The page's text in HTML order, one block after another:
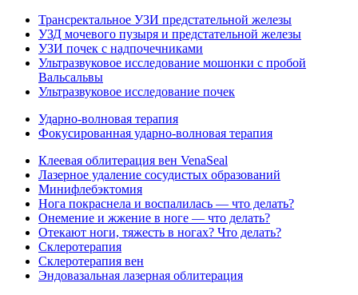
Трансректальное УЗИ предстательной железы
УЗД мочевого пузыря и предстательной железы
УЗИ почек с надпочечниками
Ультразвуковое исследование мошонки с пробой
Вальсальвы
Ультразвуковое исследование почек
Ударно-волновая терапия
Фокусированная ударно-волновая терапия
Клеевая облитерация вен VenaSeal
Лазерное удаление сосудистых образований
Минифлебэктомия
Нога покраснела и воспалилась — что делать?
Онемение и жжение в ноге — что делать?
Отекают ноги, тяжесть в ногах? Что делать?
Склеротерапия
Склеротерапия вен
Эндовазальная лазерная облитерация